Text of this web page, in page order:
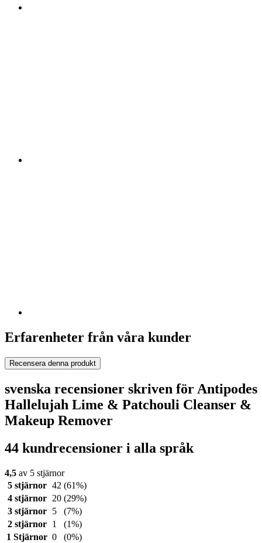
Erfarenheter från våra kunder
Recensera denna produkt
svenska recensioner skriven för Antipodes
Hallelujah Lime & Patchouli Cleanser &
Makeup Remover
44 kundrecensioner i alla språk
4,5 av 5 stjärnor
5 stjärnor 42 (61%)
4 stjärnor
20 (29%)
3 stjärnor
5
(7%)
2 stjärnor
1
(1%)
1 Stjärnor 0 (0%)